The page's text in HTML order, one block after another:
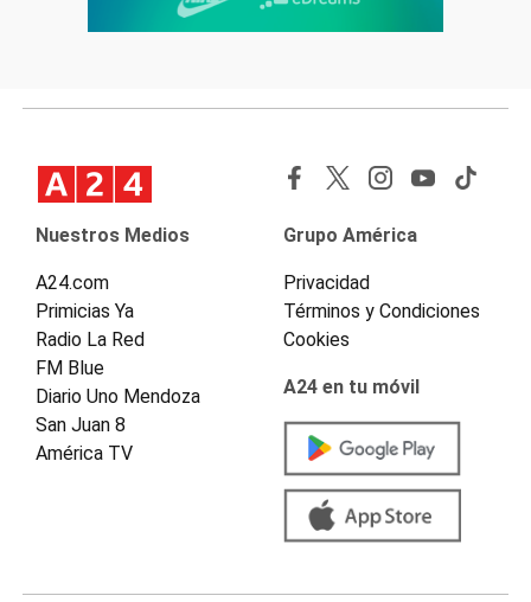
Nuestros Medios
A24.com
Primicias Ya
Radio La Red
FM Blue
Diario Uno Mendoza
San Juan 8
América TV
Grupo América
Privacidad
Términos y Condiciones
Cookies
A24 en tu móvil